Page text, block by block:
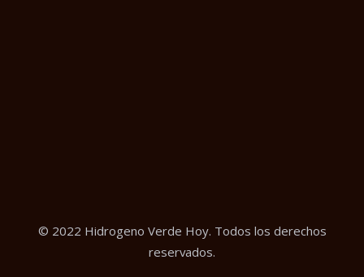
© 2022 Hidrogeno Verde Hoy. Todos los derechos
reservados.